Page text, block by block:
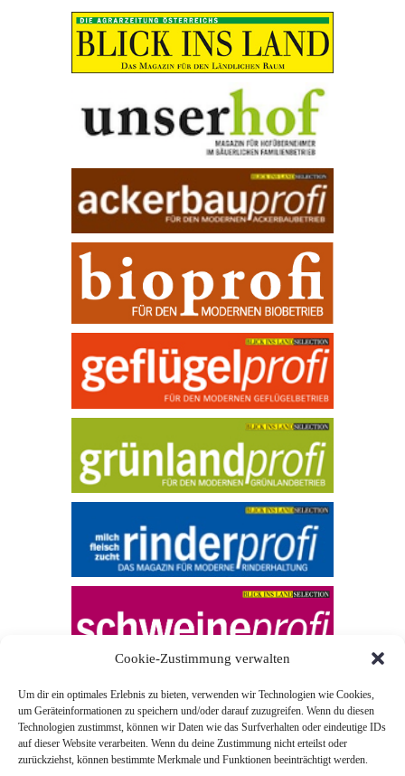
Cookie-Zustimmung verwalten
Um dir ein optimales Erlebnis zu bieten, verwenden wir Technologien wie Cookies,
um Geräteinformationen zu speichern und/oder darauf zuzugreifen. Wenn du diesen
Technologien zustimmst, können wir Daten wie das Surfverhalten oder eindeutige IDs
auf dieser Website verarbeiten. Wenn du deine Zustimmung nicht erteilst oder
zurückziehst, können bestimmte Merkmale und Funktionen beeinträchtigt werden.